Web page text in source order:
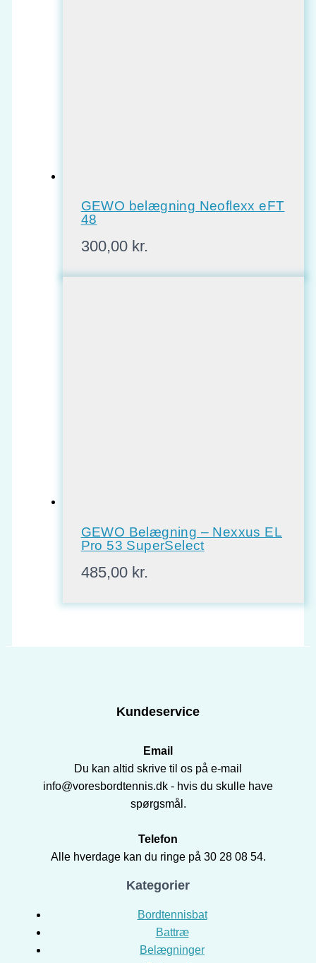
GEWO belægning Neoflexx eFT
48
300,00 kr.
GEWO Belægning – Nexxus EL
Pro 53 SuperSelect
485,00 kr.
Kundeservice
Email
Du kan altid skrive til os på e-mail
info@voresbordtennis.dk - hvis du skulle have
spørgsmål.
Telefon
Alle hverdage kan du ringe på 30 28 08 54.
Kategorier
Bordtennisbat
Battræ
Belægninger